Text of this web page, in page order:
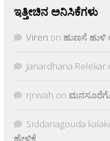
ಇತ್ತೀಚಿನ ಅನಿಸಿಕೆಗಳು
Viren on ಹುಣಸೆ ಹುಳಿ
Janardhana Relekar
rjnivah on
Siddanagouda
ಹೇಳಿಕೆ